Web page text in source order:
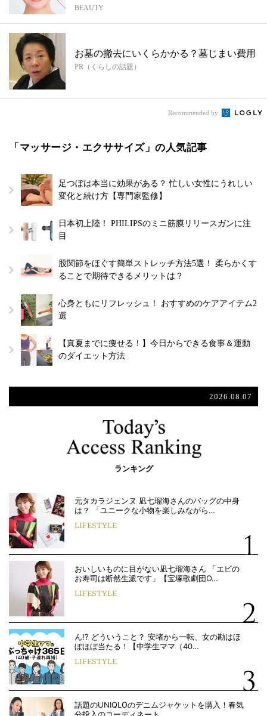
BEAUTY
お墓の撤去にいくらかかる？墓じまい費用
PR（くらしの話題）
Recommended by
「マッサージ・エクササイズ」の人気記事
足つぼは本当に効果がある？ 忙しい女性にうれしい
変化と続け方【専門家監修】
日本初上陸！ PHILIPSのミニ筋膜リリースガンに注
目
股関節をほぐす簡単ストレッチ方法5選！ 柔らかくす
ることで期待できるメリットは？
心身ともにリフレッシュ！ おすすめのケアアイテム2
選
【真夏までに痩せる！】今日からできる食事＆運動
のダイエット方法
2026.08.07
ランキング
元タカラジェンヌ 凪七瑠海さんのバッグの中身
は？ 「ユニークな小物を楽しみながら…
LIFESTYLE
おいしいものに目がない凪七瑠海さん 「エビの
お寿司は断然生派です」【宝塚歌劇団O…
LIFESTYLE
ん!? どういうこと？ 安堵から一転、女の勘はほ
ぼほぼ当たる！【中学生ママ（40…
LIFESTYLE
話題のUNIQLOのデニムジャケットを購入！春気
分投入のコーディネート